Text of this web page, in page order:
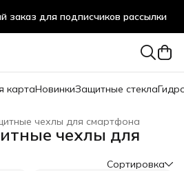
заказ для подписчиков рассылки
картаНовинкиЗащитные стекла
чехлы для смартфона
чехлы для
Сортировка